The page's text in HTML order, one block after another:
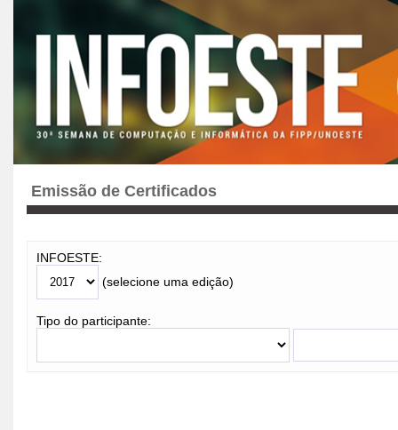
Emissão de Certificados
INFOESTE:
(selecione uma edição)
Tipo do participante: